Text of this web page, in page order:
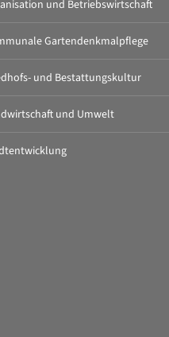
und Betriebswirtschaft
Gartendenkmalpflege
und Bestattungskultur
und Umwelt